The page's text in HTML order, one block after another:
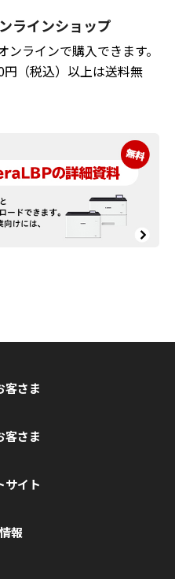
ラインショップ
ンラインで購入できます。
（税込）以上は送料無
客さま
客さま
サイト
報